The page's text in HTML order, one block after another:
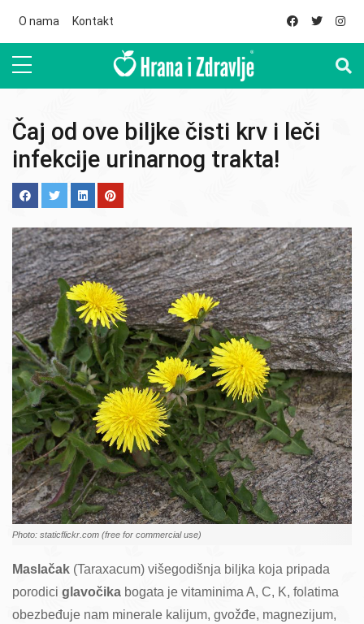
O nama Kontakt
Čaj od ove biljke čisti krv i leči
infekcije urinarnog trakta!
Image
Photo: staticflickr.com (free for commercial use)
Maslačak (Taraxacum) višegodišnja biljka koja pripada
porodici glavočika bogata je vitaminima A, C, K, folatima
obezbeđuje nam minerale kalijum, gvožđe, magnezijum,